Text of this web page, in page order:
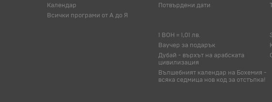
Календар
Всички програми от А до Я
Потвърдени дати
1 BOH = 1,01 лв.
Ваучер за подарък
Дубай - върхът на арабската
цивилизация
Вълшебният календар на Бохемия -
всяка седмица нов код за отстъпка!